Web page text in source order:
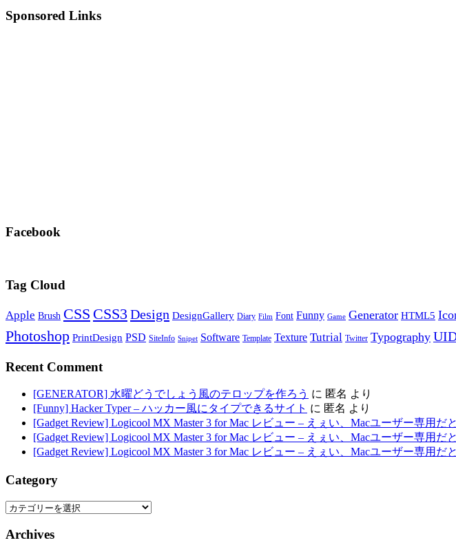
Sponsored Links
Facebook
Tag Cloud
Apple Brush CSS CSS3 Design DesignGallery Diary Film Font Funny Game Generator HTML5
Photoshop PrintDesign PSD SiteInfo Snipet Software Template Texture Tutrial Twitter Typography
Recent Comment
[GENERATOR] 水曜どうでしょう風のテロップを作ろう に 匿名 より
[Funny] Hacker Typer – ハッカー風にタイプできるサイト に 匿名 より
[Gadget Review] Logicool MX Master 3 for Mac レビュー – えぇい、Macユーザー専用だ
[Gadget Review] Logicool MX Master 3 for Mac レビュー – えぇい、Macユーザー専用だ
[Gadget Review] Logicool MX Master 3 for Mac レビュー – えぇい、Macユーザー専用だ
Category
Category
Archives